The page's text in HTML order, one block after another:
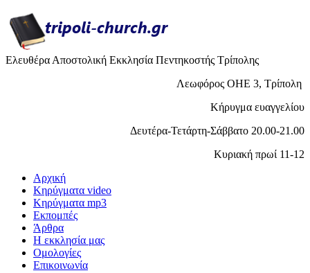
Ελευθέρα Αποστολική Εκκλησία Πεντηκοστής Τρίπολης
Λεωφόρος ΟΗΕ 3, Τρίπολη
Κήρυγμα ευαγγελίου
Δευτέρα-Τετάρτη-Σάββατο 20.00-21.00
Κυριακή πρωί 11-12
Αρχική
Κηρύγματα video
Κηρύγματα mp3
Εκπομπές
Άρθρα
H εκκλησία μας
Ομολογίες
Επικοινωνία